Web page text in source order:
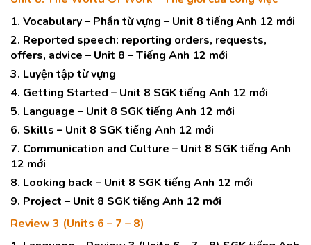
1. Vocabulary – Phần từ vựng – Unit 8 tiếng Anh 12 mới
2. Reported speech: reporting orders, requests,
offers, advice – Unit 8 – Tiếng Anh 12 mới
3. Luyện tập từ vựng
4. Getting Started – Unit 8 SGK tiếng Anh 12 mới
5. Language – Unit 8 SGK tiếng Anh 12 mới
6. Skills – Unit 8 SGK tiếng Anh 12 mới
7. Communication and Culture – Unit 8 SGK tiếng Anh
12 mới
8. Looking back – Unit 8 SGK tiếng Anh 12 mới
9. Project – Unit 8 SGK tiếng Anh 12 mới
Review 3 (Units 6 – 7 – 8)